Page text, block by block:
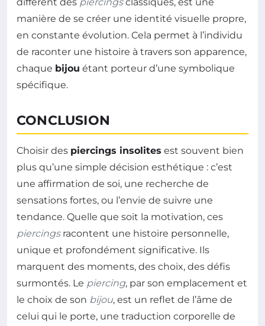
manière de se créer une identité visuelle propre,
en constante évolution. Cela permet à l’individu
de raconter une histoire à travers son apparence,
chaque bijou étant porteur d’une symbolique
spécifique.
CONCLUSION
Choisir des piercings insolites est souvent bien
plus qu’une simple décision esthétique : c’est
une affirmation de soi, une recherche de
sensations fortes, ou l’envie de suivre une
tendance. Quelle que soit la motivation, ces
piercingsracontent une histoire personnelle,
unique et profondément significative. Ils
marquent des moments, des choix, des défis
surmontés. Le piercing, par son emplacement et
le choix de son bijou, est un reflet de l’âme de
celui qui le porte, une traduction corporelle de